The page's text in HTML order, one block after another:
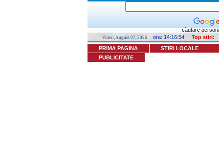
căutare
Vineri, August 07, 2026 ora: 14:16:54
Top stiri:
PRIMA PAGINA
STIRI LOCALE
PUBLICITATE